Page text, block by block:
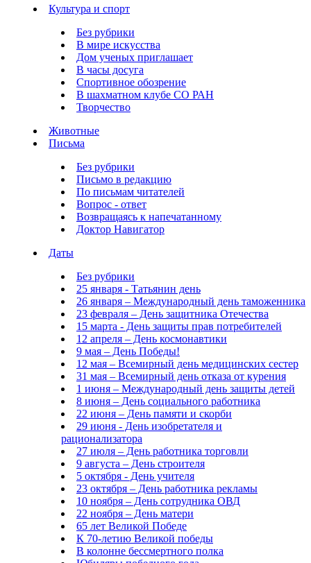
Культура и спорт
Без рубрики
В мире искусства
Дом ученых приглашает
В часы досуга
Спортивное обозрение
В шахматном клубе СО РАН
Творчество
Животные
Письма
Без рубрики
Письмо в редакцию
По письмам читателей
Вопрос - ответ
Возвращаясь к напечатанному
Доктор Навигатор
Даты
Без рубрики
25 января - Татьянин день
26 января – Международный день таможенника
23 февраля – День защитника Отечества
15 марта - День защиты прав потребителей
12 апреля – День космонавтики
9 мая – День Победы!
12 мая – Всемирный день медицинских сестер
31 мая – Всемирный день отказа от курения
1 июня – Международный день защиты детей
8 июня – День социального работника
22 июня – День памяти и скорби
29 июня - День изобретателя и
рационализатора
27 июля – День работника торговли
9 августа – День строителя
5 октября - День учителя
23 октября – День работника рекламы
10 ноября – День сотрудника ОВД
22 ноября – День матери
65 лет Великой Победе
К 70-летию Великой победы
В колонне бессмертного полка